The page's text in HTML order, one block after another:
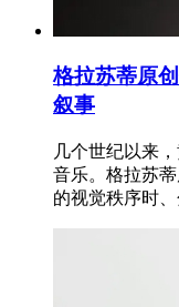
格拉苏蒂原
叙事
几个世纪以来
音乐。格拉苏
的视觉秩序时